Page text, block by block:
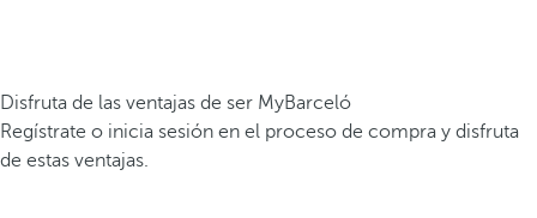
Disfruta de las ventajas de ser MyBarceló
Regístrate o inicia sesión en el proceso de compra y disfruta
de estas ventajas.